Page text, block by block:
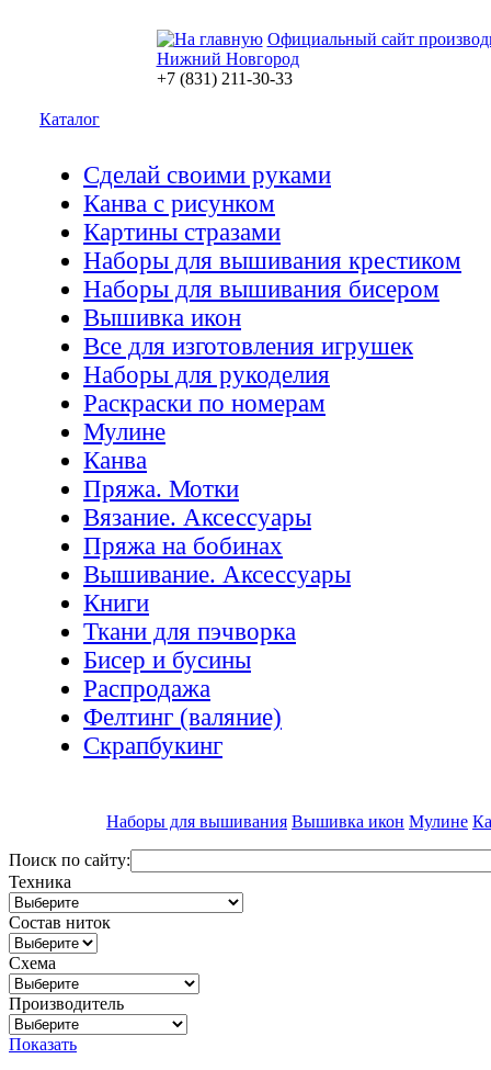
Официальный сайт
Нижний Новгород
+7 (831) 211-30-33
Каталог
Сделай своими руками
Канва с рисунком
Картины стразами
Наборы для вышивания крестиком
Наборы для вышивания бисером
Вышивка икон
Все для изготовления игрушек
Наборы для рукоделия
Раскраски по номерам
Мулине
Канва
Пряжа. Мотки
Вязание. Аксессуары
Пряжа на бобинах
Вышивание. Аксессуары
Книги
Ткани для пэчворка
Бисер и бусины
Распродажа
Фелтинг (валяние)
Скрапбукинг
Наборы для вышивания Вышивка икон Мулине
Поиск по сайту:
Техника
Состав ниток
Схема
Производитель
Показать